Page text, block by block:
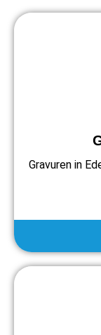
Gravuren in